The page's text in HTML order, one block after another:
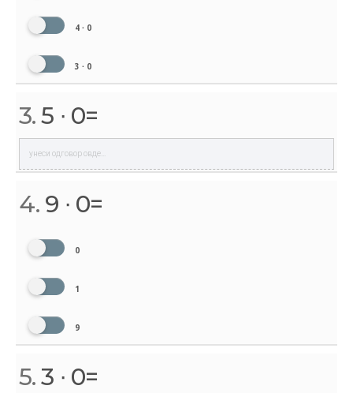
4 ∙ 0
3 ∙ 0
3.5 ∙ 0=
4. 9 ∙ 0=
0
1
9
5.3 ∙ 0=